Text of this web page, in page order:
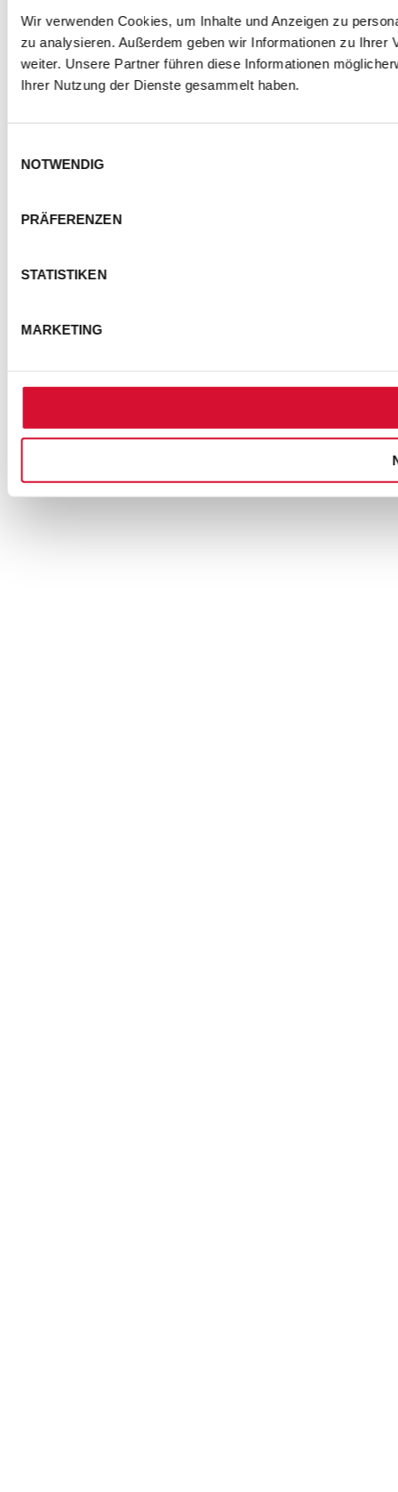
Wir verwenden Cookies, um Inhalte und Anzeigen zu
zu analysieren. Außerdem geben wir Informationen zu
weiter. Unsere Partner führen diese Informationen
Ihrer Nutzung der Dienste gesammelt haben.
NOTWENDIG
PRÄFERENZEN
STATISTIKEN
MARKETING